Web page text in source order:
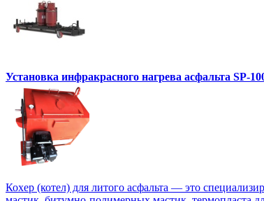
Установка инфракрасного нагрева асфальта SP-
Кохер (котел) для литого асфальта — это